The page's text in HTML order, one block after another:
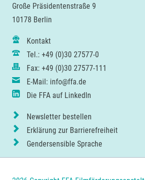
Große Präsidentenstraße 9
10178 Berlin
Kontakt
Tel.: +49 (0)30 27577-0
Fax: +49 (0)30 27577-111
E-Mail: info@ffa.de
Die FFA auf LinkedIn
Newsletter bestellen
Erklärung zur Barrierefreiheit
Gendersensible Sprache